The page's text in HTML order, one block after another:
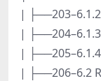
|
|
|
| ├──206–6.2